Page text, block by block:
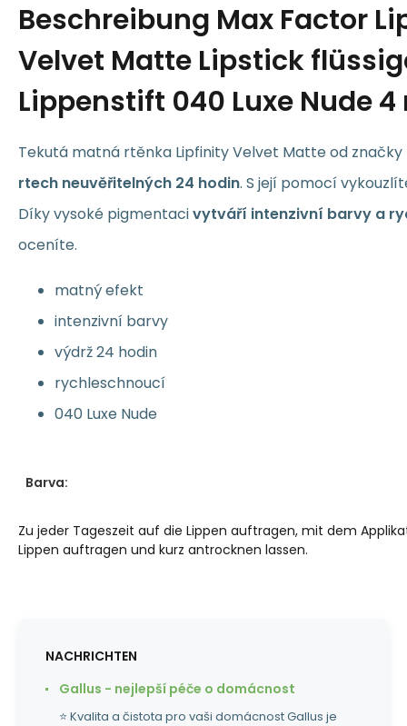
Beschreibung Max Factor
Velvet Matte Lipstick
Lippenstift 040 Luxe Nude 4
Tekutá matná rtěnka Lipfinity Velvet Matte od
rtech neuvěřitelných 24 hodin. S její pomocí
Díky vysoké pigmentacivytváří intenzivní barvy a
oceníte.
matný efekt
intenzivní barvy
výdrž 24 hodin
rychleschnoucí
040 Luxe Nude
Barva:
Zu jeder Tageszeit auf die Lippen auftragen, mit dem
Lippen auftragen und kurz antrocknen lassen.
NACHRICHTEN
Gallus - nejlepší péče o domácnost
⭐ Kvalita a čistota pro vaši domácnost Gallus je